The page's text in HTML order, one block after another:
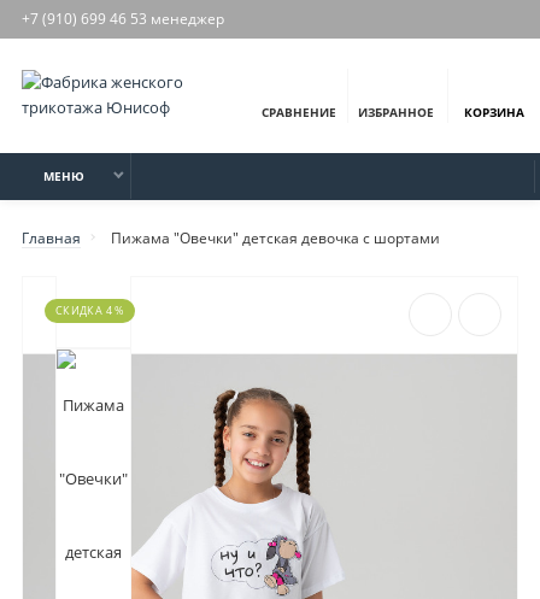
+7 (910) 699 46 53 менеджер
СРАВНЕНИЕ ИЗБРАННОЕ КОРЗИНА
МЕНЮ
Главная Пижама "Овечки" детская девочка с шортами
СКИДКА 4 %